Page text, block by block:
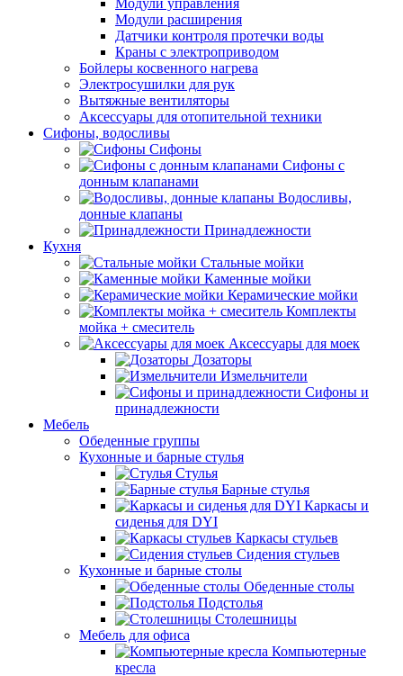
Модули управления
Модули расширения
Датчики контроля протечки воды
Краны с электроприводом
Бойлеры косвенного нагрева
Электросушилки для рук
Вытяжные вентиляторы
Аксессуары для отопительной техники
Сифоны, водосливы
Сифоны
Сифоны с
донным клапанами
Водосливы,
донные клапаны
Принадлежности
Кухня
Стальные мойки
Каменные мойки
Керамические мойки
Комплекты
мойка + смеситель
Аксессуары для моек
Дозаторы
Измельчители
Сифоны и
принадлежности
Мебель
Обеденные группы
Кухонные и барные стулья
Стулья
Барные стулья
Каркасы и
сиденья для DYI
Каркасы стульев
Сидения стульев
Кухонные и барные столы
Обеденные столы
Подстолья
Столешницы
Мебель для офиса
Компьютерные
кресла